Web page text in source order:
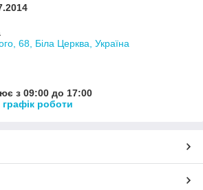
68, Біла Церква, Україна
з 09:00 до 17:00
роботи